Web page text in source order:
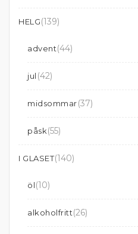
HELG(139)
advent(44)
jul (42)
midsommar(37)
påsk(55)
I GLASET(140)
öl(10)
alkoholfritt(26)